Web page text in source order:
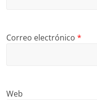
Correo electrónico*
Web